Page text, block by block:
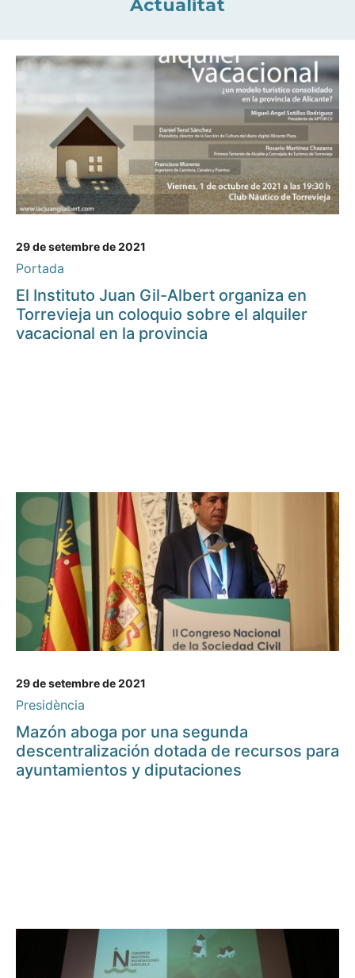
Actualitat
29 de setembre de 2021
Portada
El Instituto Juan Gil-Albert organiza en
Torrevieja un coloquio sobre el alquiler
vacacional en la provincia
29 de setembre de 2021
Presidència
Mazón aboga por una segunda
descentralización dotada de recursos para
ayuntamientos y diputaciones